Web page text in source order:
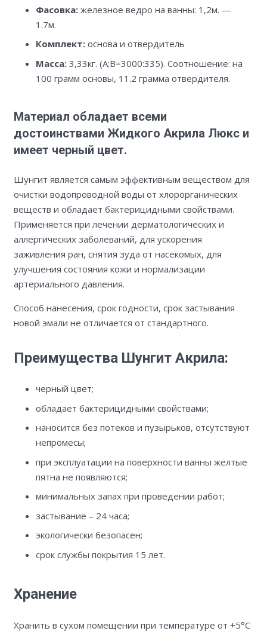
Фасовка: железное ведро на ванны: 1,2м. —
1.7м.
Комплект: основа и отвердитель
Масса: 3,33кг. (А:В=3000:335). Соотношение: на
100 грамм основы, 11.2 грамма отвердителя.
Материал обладает всеми
достоинствами Жидкого Акрила Люкс и
имеет черный цвет.
Шунгит является самым эффективным веществом для
очистки водопроводной воды от хлорорганических
веществ и обладает бактерицидными свойствами.
Применяется при лечении дерматологических и
аллергических заболеваний, для ускорения
заживления ран, снятия зуда от насекомых, для
улучшения состояния кожи и нормализации
артериального давления.
Способ нанесения, срок годности, срок застывания
новой эмали не отличается от стандартного.
Преимущества Шунгит Акрила:
черный цвет;
обладает бактерицидными свойствами;
наносится без потеков и пузырьков, отсутствуют
непромесы;
при эксплуатации на поверхности ванны желтые
пятна не появляются;
минимальных запах при проведении работ;
застывание – 24 часа;
экологически безопасен;
срок службы покрытия 15 лет.
Хранение
Хранить в сухом помещении при температуре от +5°С